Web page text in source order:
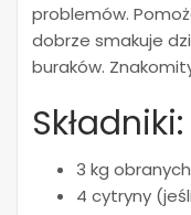
problemów.
dobrze smakuje
buraków.
Składniki:
3 kg
4 cytryny